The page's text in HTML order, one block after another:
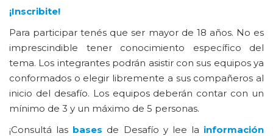
¡Inscribite!
Para participar tenés que ser mayor de 18 años. No es
imprescindible tener conocimiento específico del
tema. Los integrantes podrán asistir con sus equipos ya
conformados o elegir libremente a sus compañeros al
inicio del desafío. Los equipos deberán contar con un
mínimo de 3 y un máximo de 5 personas.
¡Consultá las bases de Desafío y lee la información